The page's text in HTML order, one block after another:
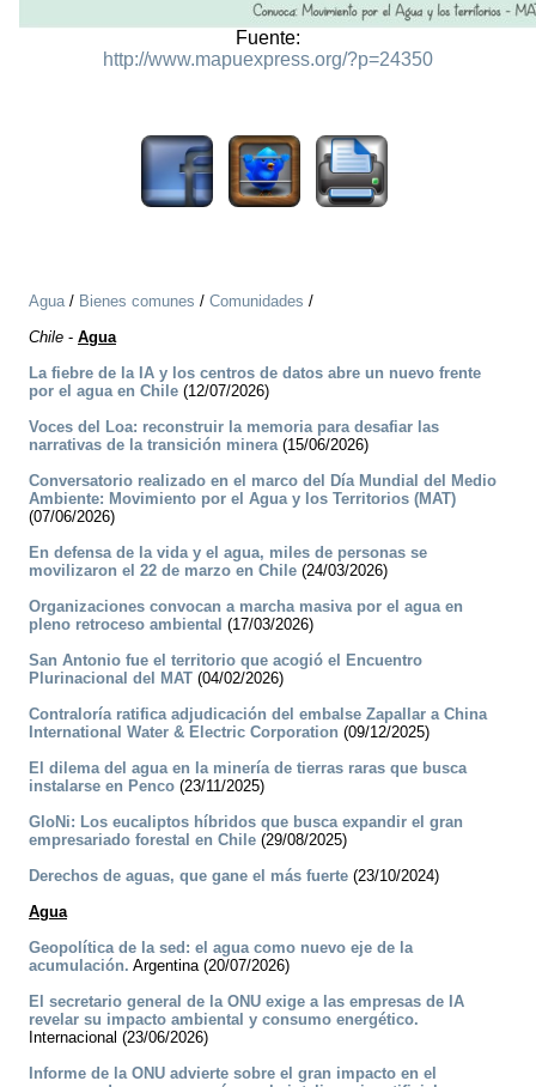
Fuente:
http://www.mapuexpress.org/?p=24350
Agua/ Bienes comunes / Comunidades /
Chile - Agua
La fiebre de la IA y los centros de datos abre un nuevo frente
por el agua en Chile (12/07/2026)
Voces del Loa: reconstruir la memoria para desafiar las
narrativas de la transición minera(15/06/2026)
Conversatorio realizado en el marco del Día Mundial del Medio
Ambiente: Movimiento por el Agua y los Territorios (MAT)
(07/06/2026)
En defensa de la vida y el agua, miles de personas se
movilizaron el 22 de marzo en Chile (24/03/2026)
Organizaciones convocan a marcha masiva por el agua en
pleno retroceso ambiental (17/03/2026)
San Antonio fue el territorio que acogió el Encuentro
Plurinacional del MAT (04/02/2026)
Contraloría ratifica adjudicación del embalse Zapallar a China
International Water & Electric Corporation (09/12/2025)
El dilema del agua en la minería de tierras raras que busca
instalarse en Penco (23/11/2025)
GloNi: Los eucaliptos híbridos que busca expandir el gran
empresariado forestal en Chile (29/08/2025)
Derechos de aguas, que gane el más fuerte (23/10/2024)
Agua
Geopolítica de la sed: el agua como nuevo eje de la
acumulación. Argentina (20/07/2026)
El secretario general de la ONU exige a las empresas de IA
revelar su impacto ambiental y consumo energético.
Internacional (23/06/2026)
Informe de la ONU advierte sobre el gran impacto en el